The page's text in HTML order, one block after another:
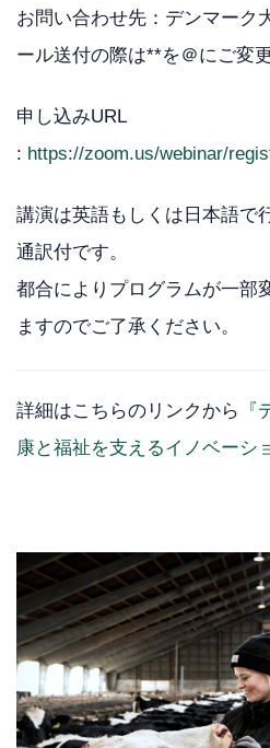
お問い合わせ先：デンマーク
ール送付の際は**を＠にご変
申し込みURL
: https://zoom.us/webinar/
講演は英語もしくは日本語で
通訳付です。
都合によりプログラムが一部
ますのでご了承ください。
詳細はこちらのリンクから
康と福祉を支えるイノベーシ